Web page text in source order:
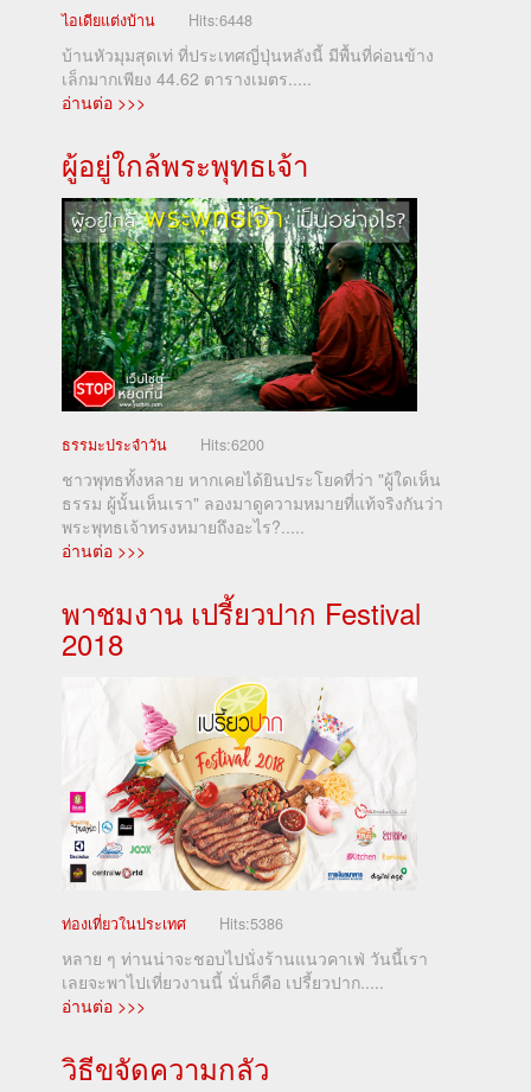
ไอเดียแต่งบ้าน Hits:6448
บ้านหัวมุมสุดเท่ ที่ประเทศญี่ปุ่นหลังนี้ มีพื้นที่ค่อนข้าง
เล็กมากเพียง 44.62 ตารางเมตร.....
อ่านต่อ >>>
ผู้อยู่ใกล้พระพุทธเจ้า
ธรรมะประจำวัน Hits:6200
ชาวพุทธทั้งหลาย หากเคยได้ยินประโยคที่ว่า "ผู้ใดเห็น
ธรรม ผู้นั้นเห็นเรา" ลองมาดูความหมายที่แท้จริงกันว่า
พระพุทธเจ้าทรงหมายถึงอะไร?.....
อ่านต่อ >>>
พาชมงาน เปรี้ยวปาก Festival
2018
ท่องเที่ยวในประเทศ Hits:5386
หลาย ๆ ท่านน่าจะชอบไปนั่งร้านแนวคาเฟ่ วันนี้เรา
เลยจะพาไปเที่ยวงานนี้ นั่นก็คือ เปรี้ยวปาก.....
อ่านต่อ >>>
วิธีขจัดความกลัว